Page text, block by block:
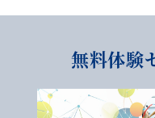
無料体験